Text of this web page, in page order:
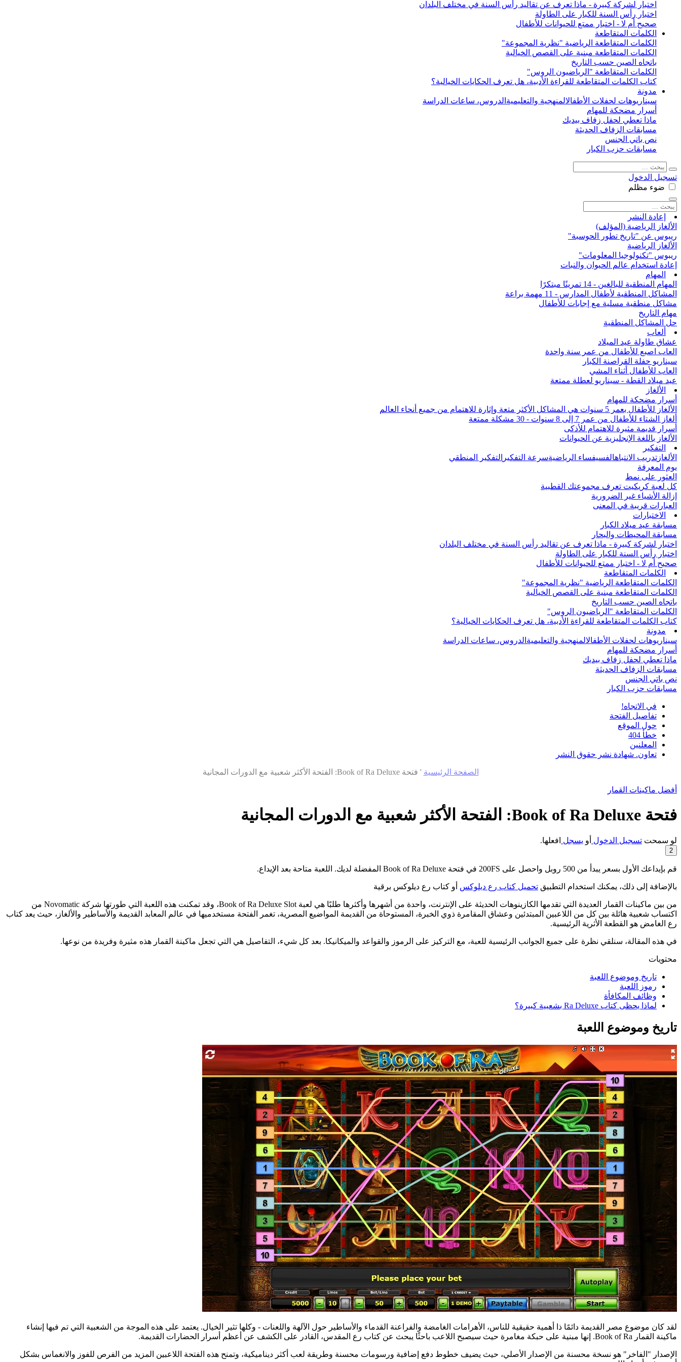
اختبار لشركة كبيرة - ماذا تعرف عن تقاليد رأس السنة في مختلف البلدان
اختبار رأس السنة للكبار على الطاولة
صحيح أم لا - اختبار ممتع للحيوانات للأطفال
الكلمات المتقاطعة
الكلمات المتقاطعة الرياضية "نظرية المجموعة"
الكلمات المتقاطعة مبنية على القصص الخيالية
باتجاه الصين حسب التاريخ
الكلمات المتقاطعة "الرياضيون الروس"
كتاب الكلمات المتقاطعة للقراءة الأدبية، هل تعرف الحكايات الخيالية؟
مدونة
سيناريوهات لحفلات الأطفالالمنهجية والتعليمية الدروس، ساعات الدراسة
أسرار مضحكة للمهام
ماذا تعطي لحفل زفاف بيديك
مسابقات الزفاف الحديثة
نص باتي الجنس
مسابقات حزب الكبار
تسجيل الدخول
ضوء مظلم
إعادة النشر
الألغاز الرياضية (المؤلف)
ريبوس عن "تاريخ تطور الحوسبة"
الألغاز الرياضية
ريبوس "تكنولوجيا المعلومات"
إعادة استخدام عالم الحيوان والنبات
المهام
المهام المنطقية للبالغين - 14 تمرينًا مبتكرًا
المشاكل المنطقية لأطفال المدارس - 11 مهمة براعة
مشاكل منطقية مسلية مع إجابات للأطفال
مهام التاريخ
حل المشاكل المنطقية
ألعاب
عشاق طاولة عيد الميلاد
العاب اصبع للأطفال من عمر سنة واحدة
سيناريو حفلة القراصنة الكبار
العاب للأطفال أثناء المشي
عيد ميلاد القطة - سيناريو لعطلة ممتعة
الألغاز
أسرار مضحكة للمهام
الألغاز للأطفال بعمر 5 سنوات هي المشاكل الأكثر متعة وإثارة للاهتمام من جميع أنحاء العالم
ألغاز الشتاء للأطفال من عمر 7 إلى 8 سنوات - 30 مشكلة ممتعة
أسرار قديمة مثيرة للاهتمام للأذكى
الألغاز باللغة الإنجليزية عن الحيوانات
التفكير
الألغاز تدريب الانتباهالفسيفساء الرياضيةسرعة التفكير التفكير المنطقي
يوم المعرفة
العثور على نمط
كل لعبة كريكيت تعرف مجموعتك القطبية
إزالة الأشياء غير الضرورية
العبارات قريبة في المعنى
الاختبارات
مسابقة عيد ميلاد الكبار
مسابقة المحيطات والبحار
اختبار لشركة كبيرة - ماذا تعرف عن تقاليد رأس السنة في مختلف البلدان
اختبار رأس السنة للكبار على الطاولة
صحيح أم لا - اختبار ممتع للحيوانات للأطفال
الكلمات المتقاطعة
الكلمات المتقاطعة الرياضية "نظرية المجموعة"
الكلمات المتقاطعة مبنية على القصص الخيالية
باتجاه الصين حسب التاريخ
الكلمات المتقاطعة "الرياضيون الروس"
كتاب الكلمات المتقاطعة للقراءة الأدبية، هل تعرف الحكايات الخيالية؟
مدونة
سيناريوهات لحفلات الأطفالالمنهجية والتعليمية الدروس، ساعات الدراسة
أسرار مضحكة للمهام
ماذا تعطي لحفل زفاف بيديك
مسابقات الزفاف الحديثة
نص باتي الجنس
مسابقات حزب الكبار
في الاتجاه!
تفاصيل الفتحة
حول الموقع
خطأ 404
المعلنين
تعاون. شهادة نشر حقوق النشر
الصفحة الرئيسية ' فتحة Book of Ra Deluxe: الفتحة الأكثر شعبية مع الدورات المجانية
أفضل ماكينات القمار
فتحة Book of Ra Deluxe: الفتحة الأكثر شعبية مع الدورات المجانية
لو سمحت تسجيل الدخول أو يسجل افعلها.
2
قم بإيداعك الأول بسعر يبدأ من 500 روبل واحصل على 200FS في فتحة Book of Ra Deluxe المفضلة لديك. اللعبة متاحة بعد الإيداع.
بالإضافة إلى ذلك، يمكنك استخدام التطبيق تحميل كتاب رع ديلوكس أو كتاب رع ديلوكس برقية
من بين ماكينات القمار العديدة التي تقدمها الكازينوهات الحديثة على الإنترنت، واحدة من أشهرها وأكثرها طلبًا هي لعبة Book of Ra Deluxe Slot، وقد تمكنت هذه اللعبة التي طورتها شركة Novomatic من
اكتساب شعبية هائلة بين كل من اللاعبين المبتدئين وعشاق المقامرة ذوي الخبرة، المستوحاة من القديمة المواضيع المصرية، تغمر الفتحة مستخدميها في عالم المعابد القديمة والأساطير والألغاز، حيث يعد كتاب
رع الغامض هو القطعة الأثرية الرئيسية.
في هذه المقالة، سنلقي نظرة على جميع الجوانب الرئيسية للعبة، مع التركيز على الرموز والقواعد والميكانيكا. بعد كل شيء، التفاصيل هي التي تجعل ماكينة القمار هذه مثيرة وفريدة من نوعها.
محتويات
تاريخ وموضوع اللعبة
رموز اللعبة
وظائف المكافأة
لماذا يحظى كتاب Ra Deluxe بشعبية كبيرة؟
تاريخ وموضوع اللعبة
لقد كان موضوع مصر القديمة دائمًا ذا أهمية حقيقية للناس، الأهرامات الغامضة والفراعنة القدماء والأساطير حول الآلهة واللعنات - وكلها تثير الخيال. يعتمد على هذه الموجة من الشعبية التي تم فيها إنشاء
ماكينة القمار Book of Ra. إنها مبنية على حبكة مغامرة حيث سيصبح اللاعب باحثًا يبحث عن كتاب رع المقدس، القادر على الكشف عن أعظم أسرار الحضارات القديمة.
الإصدار "الفاخر" هو نسخة محسنة من الإصدار الأصلي، حيث يضيف خطوط دفع إضافية ورسومات محسنة وطريقة لعب أكثر ديناميكية، وتمنح هذه الفتحة اللاعبين المزيد من الفرص للفوز والانغماس بشكل